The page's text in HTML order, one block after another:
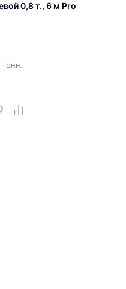
0,8 т., 6 м Pro